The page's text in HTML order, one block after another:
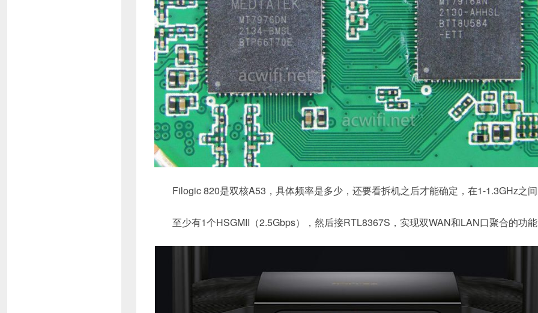
Filogic 820是双核A53，具体频率是多少，还要看拆机之后才能确定，在1-1.3GHz之
至少有1个HSGMII（2.5Gbps），然后接RTL8367S，实现双WAN和LAN口聚合的功